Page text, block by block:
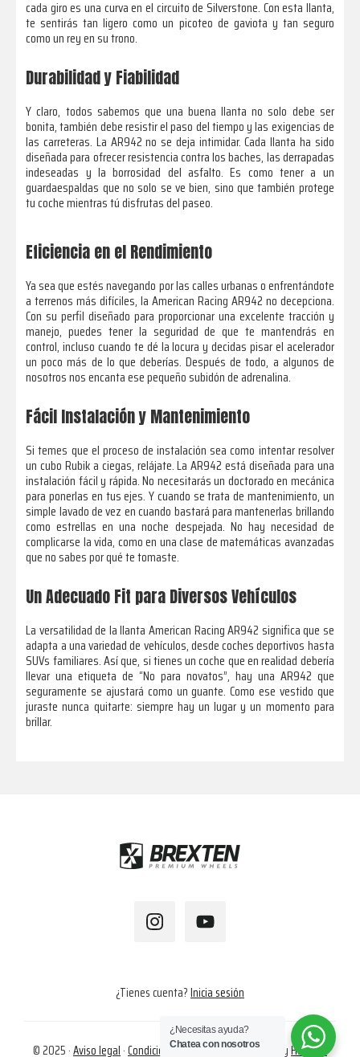
cada giro es una curva en el circuito de Silverstone. Con esta llanta,
te sentirás tan ligero como un picoteo de gaviota y tan seguro
como un rey en su trono.
Durabilidad y Fiabilidad
Y claro, todos sabemos que una buena llanta no solo debe ser
bonita, también debe resistir el paso del tiempo y las exigencias de
las carreteras. La AR942 no se deja intimidar. Cada llanta ha sido
diseñada para ofrecer resistencia contra los baches, las derrapadas
indeseadas y la borrosidad del asfalto. Es como tener a un
guardaespaldas que no solo se ve bien, sino que también protege
tu coche mientras tú disfrutas del paseo.
Eficiencia en el Rendimiento
Ya sea que estés navegando por las calles urbanas o enfrentándote
a terrenos más difíciles, la American Racing AR942 no decepciona.
Con su perfil diseñado para proporcionar una excelente tracción y
manejo, puedes tener la seguridad de que te mantendrás en
control, incluso cuando te dé la locura y decidas pisar el acelerador
un poco más de lo que deberías. Después de todo, a algunos de
nosotros nos encanta ese pequeño subidón de adrenalina.
Fácil Instalación y Mantenimiento
Si temes que el proceso de instalación sea como intentar resolver
un cubo Rubik a ciegas, relájate. La AR942 está diseñada para una
instalación fácil y rápida. No necesitarás un doctorado en mecánica
para ponerlas en tus ejes. Y cuando se trata de mantenimiento, un
simple lavado de vez en cuando bastará para mantenerlas brillando
como estrellas en una noche despejada. No hay necesidad de
complicarse la vida, como en una clase de matemáticas avanzadas
que no sabes por qué te tomaste.
Un Adecuado Fit para Diversos Vehículos
La versatilidad de la llanta American Racing AR942 significa que se
adapta a una variedad de vehículos, desde coches deportivos hasta
SUVs familiares. Así que, si tienes un coche que en realidad debería
llevar una etiqueta de “No para novatos”, hay una AR942 que
seguramente se ajustará como un guante. Como ese vestido que
juraste nunca quitarte: siempre hay un lugar y un momento para
brillar.
¿Tienes cuenta?Inicia sesión
© 2025 ·Aviso legal·Condiciones de compra·Cookies · byHapalok
¿Necesitas ayuda?
Chatea con nosotros